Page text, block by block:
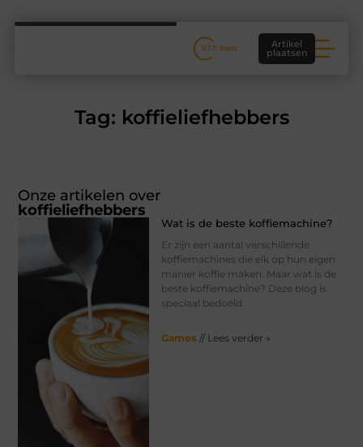
Artikel
plaatsen
Tag: koffieliefhebbers
Onze artikelen over
koffieliefhebbers
Wat is de beste koffiemachine?
Er zijn een aantal verschillende
koffiemachines die elk op hun eigen
manier koffie maken. Maar wat is de
beste koffiemachine? Deze blog is
speciaal bedoeld
Games // Lees verder »